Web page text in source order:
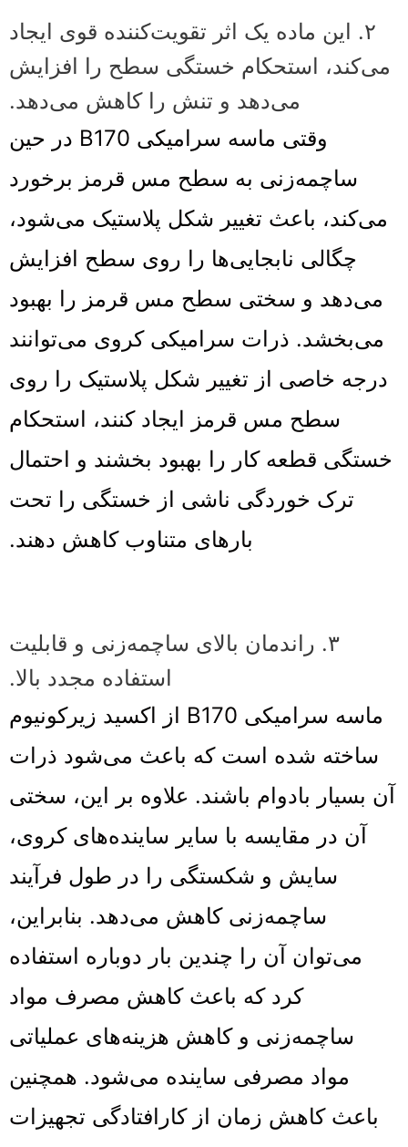
۲. این ماده یک اثر تقویت‌کننده قوی ایجاد
می‌کند، استحکام خستگی سطح را افزایش
می‌دهد و تنش را کاهش می‌دهد.
وقتی ماسه سرامیکی B170 در حین
ساچمه‌زنی به سطح مس قرمز برخورد
می‌کند، باعث تغییر شکل پلاستیک می‌شود،
چگالی نابجایی‌ها را روی سطح افزایش
می‌دهد و سختی سطح مس قرمز را بهبود
می‌بخشد. ذرات سرامیکی کروی می‌توانند
درجه خاصی از تغییر شکل پلاستیک را روی
سطح مس قرمز ایجاد کنند، استحکام
خستگی قطعه کار را بهبود بخشند و احتمال
ترک خوردگی ناشی از خستگی را تحت
بارهای متناوب کاهش دهند.
۳. راندمان بالای ساچمه‌زنی و قابلیت
استفاده مجدد بالا.
ماسه سرامیکی B170 از اکسید زیرکونیوم
ساخته شده است که باعث می‌شود ذرات
آن بسیار بادوام باشند. علاوه بر این، سختی
آن در مقایسه با سایر ساینده‌های کروی،
سایش و شکستگی را در طول فرآیند
ساچمه‌زنی کاهش می‌دهد. بنابراین،
می‌توان آن را چندین بار دوباره استفاده
کرد که باعث کاهش مصرف مواد
ساچمه‌زنی و کاهش هزینه‌های عملیاتی
مواد مصرفی ساینده می‌شود. همچنین
باعث کاهش زمان از کارافتادگی تجهیزات